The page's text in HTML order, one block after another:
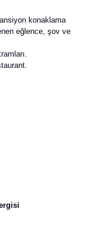
konaklama
eğlence, şov ve